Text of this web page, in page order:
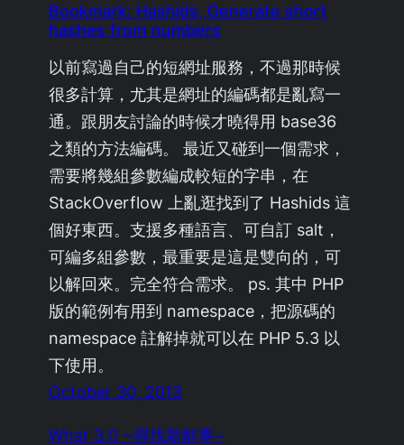
Bookmark: Hashids, Generate short
hashes from numbers
以前寫過自己的短網址服務，不過那時候
很多計算，尤其是網址的編碼都是亂寫一
通。跟朋友討論的時候才曉得用 base36
之類的方法編碼。 最近又碰到一個需求，
需要將幾組參數編成較短的字串，在
StackOverflow 上亂逛找到了 Hashids 這
個好東西。支援多種語言、可自訂 salt，
可編多組參數，最重要是這是雙向的，可
以解回來。完全符合需求。 ps. 其中 PHP
版的範例有用到 namespace，把源碼的
namespace 註解掉就可以在 PHP 5.3 以
下使用。
October 30, 2013
What 3.0 ~尋找新鮮事~